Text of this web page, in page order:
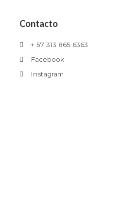
Contacto
+ 57 313 865 6363
Facebook
Instagram